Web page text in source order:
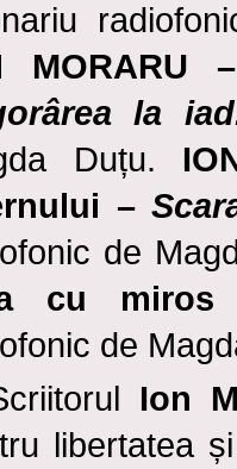
MORARU
la
Duțu.
–
de
cu miros
de
Ion
libertatea